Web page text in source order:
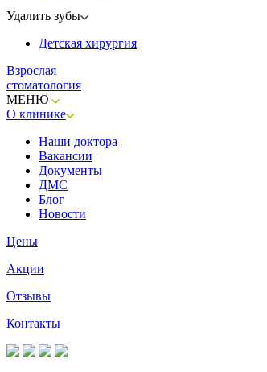
Удалить зубы
Детская хирургия
Взрослая
стоматология
МЕНЮ
О клинике
Наши доктора
Вакансии
Документы
ДМС
Блог
Новости
Цены
Акции
Отзывы
Контакты